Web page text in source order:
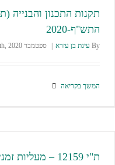
תקנות התכנון והבנייה
התש"ף-2020
עינת בן עזרא | ספטמבר 4th, 2020 |
המשך בקריאה
ת"י 12159 – מעליות זמניות המיועדות לאנשים ולחומרים